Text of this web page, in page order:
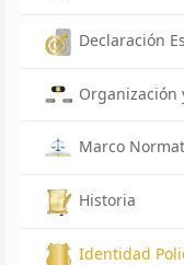
Declaración
Organización
Marco
Historia
Identidad